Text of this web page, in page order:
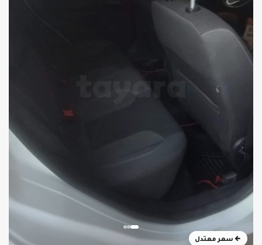
سعر معتدل